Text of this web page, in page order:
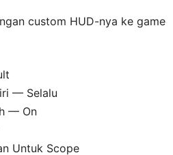
custom HUD-nya ke game
— Selalu
— On
Untuk Scope